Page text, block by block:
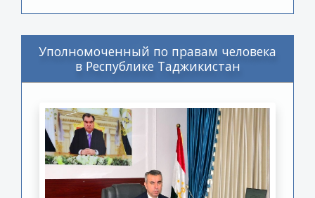
Уполномоченный по правам человека
в Республике Таджикистан